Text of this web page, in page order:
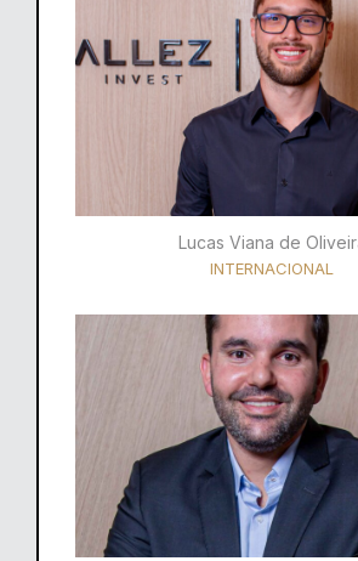
Lucas Viana de
INTERNACIONAL